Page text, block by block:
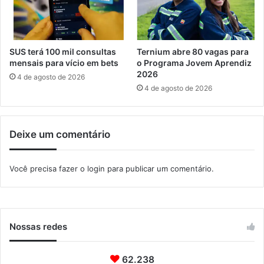
dh
o
m
e
s
e
u
n
a
-
SUS terá 100 mil consultas
mensais para vício em bets
4 de agosto de 2026
Ternium abre 80 vagas para
o Programa Jovem Aprendiz
2026
4 de agosto de 2026
Deixe um comentário
Você precisa fazer o login para publicar um comentário.
Nossas redes
62.238